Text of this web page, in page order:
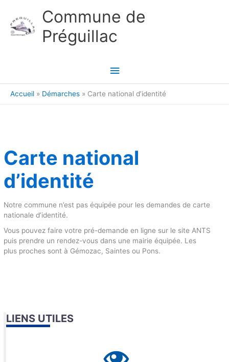
Commune de
Préguillac
Menu
principal
Accueil Démarches Carte national d’identité
Carte national
d’identité
Notre commune n’est pas équipée pour les demandes de carte
nationale d’identité.
Vous pouvez faire votre pré-demande en ligne sur le site ANTS
puis prendre un rendez-vous dans une mairie équipée. Les
plus proches sont à Gémozac, Saintes ou Pons.
LIENS UTILES